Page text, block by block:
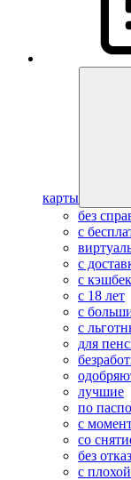
карты
без
с
с
с
с 18 лет
с
с
для
лучшие
по
с
со
без
с